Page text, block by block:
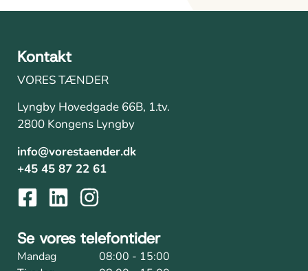
Kontakt
VORES TÆNDER
Lyngby Hovedgade 66B, 1.tv.
2800 Kongens Lyngby
info@vorestaender.dk
+45 45 87 22 61
Se vores telefontider
Mandag
08:00 - 15:00